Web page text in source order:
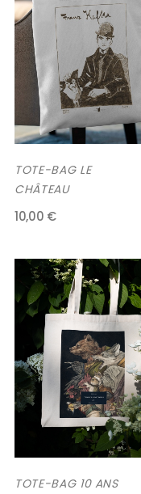
TOTE-BAG LE
CHÂTEAU
10,00 €
TOTE-BAG 10 ANS